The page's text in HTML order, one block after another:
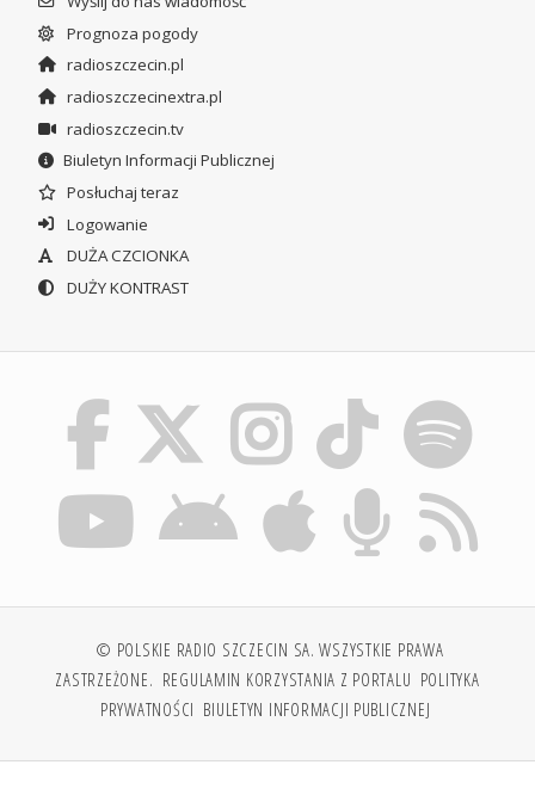
Prognoza pogody
radioszczecin.pl
radioszczecinextra.pl
radioszczecin.tv
Biuletyn Informacji Publicznej
Posłuchaj teraz
Logowanie
DUŻA CZCIONKA
DUŻY KONTRAST
© POLSKIE RADIO SZCZECIN SA. WSZYSTKIE PRAWA
ZASTRZEŻONE. REGULAMIN KORZYSTANIA Z PORTALU POLITYKA
PRYWATNOŚCI BIULETYN INFORMACJI PUBLICZNEJ